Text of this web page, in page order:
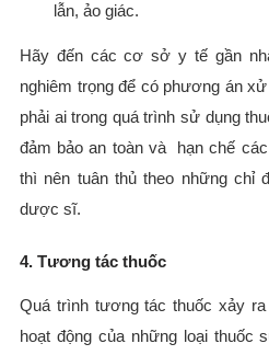
lẫn, ảo giác.
Hãy đến các cơ sở y tế gần
nghiêm trọng để có phương án
phải ai trong quá trình sử dụng
đảm bảo an toàn và hạn chế
thì nên tuân thủ theo những chỉ
dược sĩ.
4. Tương tác thuốc
Quá trình tương tác thuốc xảy
hoạt động của những loại thuốc